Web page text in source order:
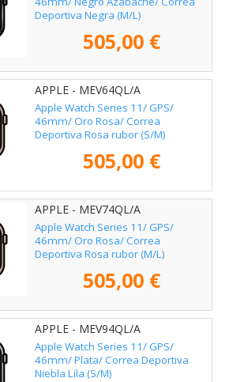
Deportiva Negra (M/L)
505,00 €
APPLE - MEV64QL/A
Apple Watch Series 11/ GPS/
46mm/ Oro Rosa/ Correa
Deportiva Rosa rubor (S/M)
505,00 €
APPLE - MEV74QL/A
Apple Watch Series 11/ GPS/
46mm/ Oro Rosa/ Correa
Deportiva Rosa rubor (M/L)
505,00 €
APPLE - MEV94QL/A
Apple Watch Series 11/ GPS/
46mm/ Plata/ Correa Deportiva
Niebla Lila (S/M)